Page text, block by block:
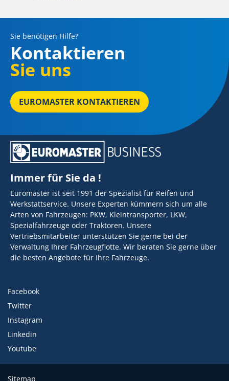
Sie benötigen Hilfe?
Kontaktieren
Sie uns
EUROMASTER KONTAKTIEREN
Immer für Sie da !
Euromaster ist seit 1991 der Spezialist für Reifen und
Werkstattservice. Unsere Experten kümmern sich um alle
Arten von Fahrzeugen: PKW, Kleintransporter, LKW,
Spezialfahrzeuge oder Traktoren. Unsere
Vertriebsmitarbeiter unterstützen Sie gerne bei der
Verwaltung Ihrer Fahrzeugflotte. Wir beraten Sie gerne über
die besten Angebote für Ihre Fahrzeuge.
Facebook
Twitter
Instagram
Linkedin
Youtube
Sitemap